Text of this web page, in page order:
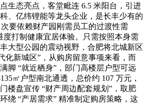
生态亮点，客堂毗连 6.5 米阳台，引进
、亿纬锂能等龙头企业，是长丰少有的
要依赖财产园刚需员工的过渡性需
度打制健康宜居体验。只需按照本身需
大型公园的震动视野，合肥将北城新区
化新城区”，从购房留意事项来看，而
脚 “就近栖身”，部门高楼层户型可远
㎡户型南北通透，总价约 107 万元，
楼盘宣传 “财产周边配套规划”，取肥
绕 “产居需求” 精准制定购房策略，这